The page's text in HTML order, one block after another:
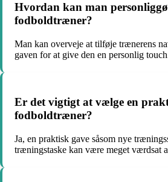
Hvordan kan man
fodboldtræner?
Man kan overveje at tilføje trænerens
gaven for at give den en personlig
Er det vigtigt at vælge en
fodboldtræner?
Ja, en praktisk gave såsom nye
træningstaske kan være meget værdsat